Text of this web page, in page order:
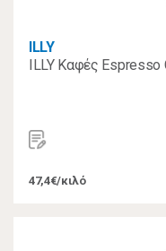
ILLY
ILLY Καφές
47,4€/κιλό